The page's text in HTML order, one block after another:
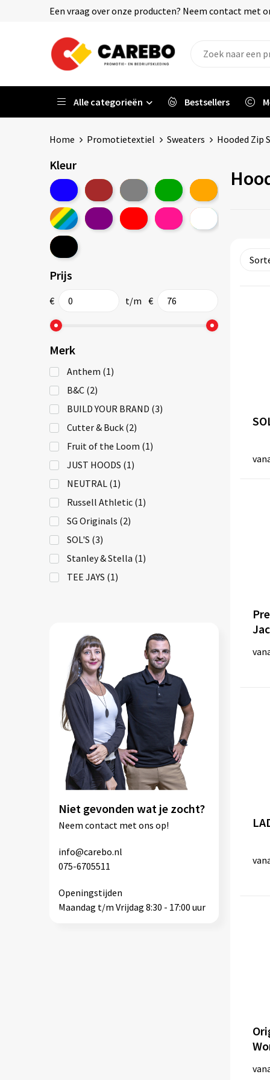
Een vraag over onze producten? Neem contact met
Alle categorieën Bestsellers
Home Promotietextiel Sweaters Hooded Zip
Kleur
Prijs
€ t/m €
Merk
Anthem (1)
B&C (2)
BUILD YOUR BRAND (3)
Cutter & Buck (2)
Fruit of the Loom (1)
JUST HOODS (1)
NEUTRAL (1)
Russell Athletic (1)
SG Originals (2)
SOL'S (3)
Stanley & Stella (1)
TEE JAYS (1)
Niet gevonden wat je zocht?
Neem contact met ons op!
info@carebo.nl
075-6705511
Openingstijden
Maandag t/m Vrijdag 8:30 - 17:00 uur